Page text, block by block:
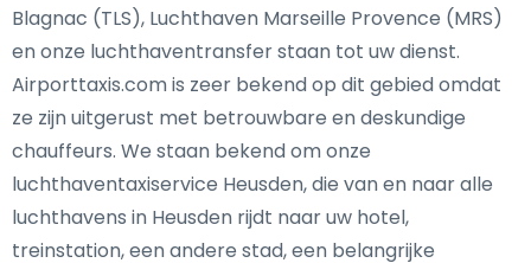
Blagnac (TLS), Luchthaven Marseille Provence (MRS)
en onze luchthaventransfer staan tot uw dienst.
Airporttaxis.com is zeer bekend op dit gebied omdat
ze zijn uitgerust met betrouwbare en deskundige
chauffeurs. We staan bekend om onze
luchthaventaxiservice Heusden, die van en naar alle
luchthavens in Heusden rijdt naar uw hotel,
treinstation, een andere stad, een belangrijke